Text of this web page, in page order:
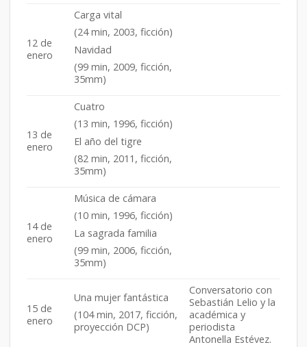
12 de
enero
Carga vital
(24 min, 2003, ficción)
Navidad
(99 min, 2009, ficción,
35mm)
13 de
enero
Cuatro
(13 min, 1996, ficción)
El año del tigre
(82 min, 2011, ficción,
35mm)
14 de
enero
Música de cámara
(10 min, 1996, ficción)
La sagrada familia
(99 min, 2006, ficción,
35mm)
15 de
enero
Una mujer fantástica
(104 min, 2017, ficción,
proyección DCP)
Conversatorio con
Sebastián Lelio y la
académica y
periodista
Antonella Estévez.